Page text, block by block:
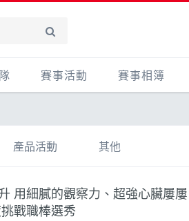
賽事活動 賽事相簿
產品活動 其他
用細膩的觀察力、超強心臟屢屢
戰職棒選秀